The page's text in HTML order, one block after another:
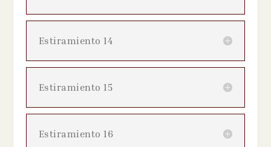
Estiramiento 14
Estiramiento 15
Estiramiento 16